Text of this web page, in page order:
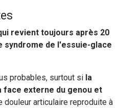
revient toujours après 20
syndrome de l'essuie-glace
probables, surtout si la
face externe du genou et
douleur articulaire reproduite à